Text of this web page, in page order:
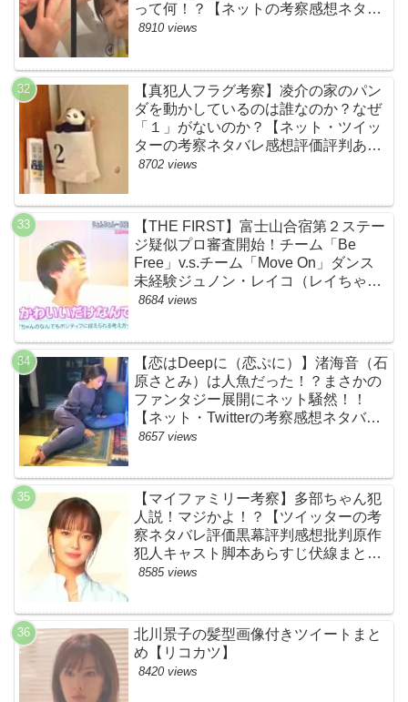
って何！？【ネットの考察感想ネタバ
レまとめ【第９話】
8910 views
【真犯人フラグ考察】凌介の家のパン
ダを動かしているのは誰なのか？なぜ
「１」がないのか？【ネット・ツイッ
ターの考察ネタバレ感想評価評判あら
すじ原作犯人キャスト黒幕伏線まと
8702 views
【THE FIRST】富士山合宿第２ステー
ジ疑似プロ審査開始！チーム「Be
Free」v.s.チーム「Move On」ダンス
未経験ジュノン・レイコ（レイちゃ
ん）頑張れ！ルイルイかわいすぎる
BE:FIRST・ビーファースト】
8684 views
【恋はDeepに（恋ぷに）】渚海音（石
原さとみ）は人魚だった！？まさかの
ファンタジー展開にネット騒然！！
【ネット・Twitterの考察感想ネタバレ
評価評判あらすじまとめ】
8657 views
【マイファミリー考察】多部ちゃん犯
人説！マジかよ！？【ツイッターの考
察ネタバレ評価黒幕評判感想批判原作
犯人キャスト脚本あらすじ伏線まと
め・多部未華子】
8585 views
北川景子の髪型画像付きツイートまと
め【リコカツ】
8420 views